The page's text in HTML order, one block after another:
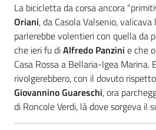
La bicicletta da corsa ancora
Oriani, da Casola Valsenio,
parlerebbe volentieri con quella da
che ieri fu diAlfredo Panzini e che
Casa Rossa a Bellaria-Igea Marina.
rivolgerebbero, con il dovuto
Giovannino Guareschi, ora
di Roncole Verdi, là dove sorgeva il